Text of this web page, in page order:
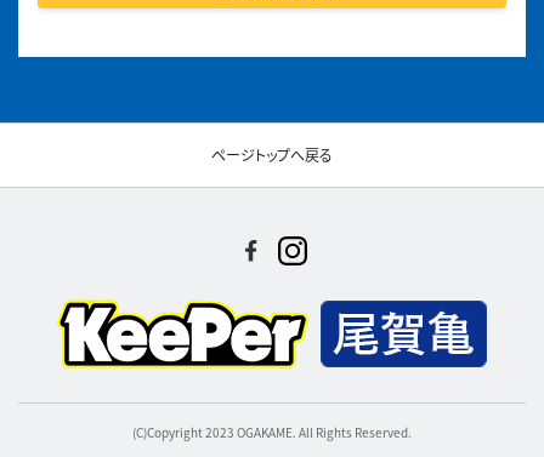
ページトップへ戻る
(C)Copyright 2023 OGAKAME. All Rights Reserved.